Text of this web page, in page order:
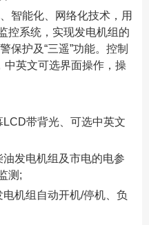
智能化、网络化技术，用
控系统，实现发电机组的
保护及“三遥”功能。控制
中英文可选界面操作，操
带背光、可选中英文
发电机组及市电的电参
测;
机组自动开机/停机、负